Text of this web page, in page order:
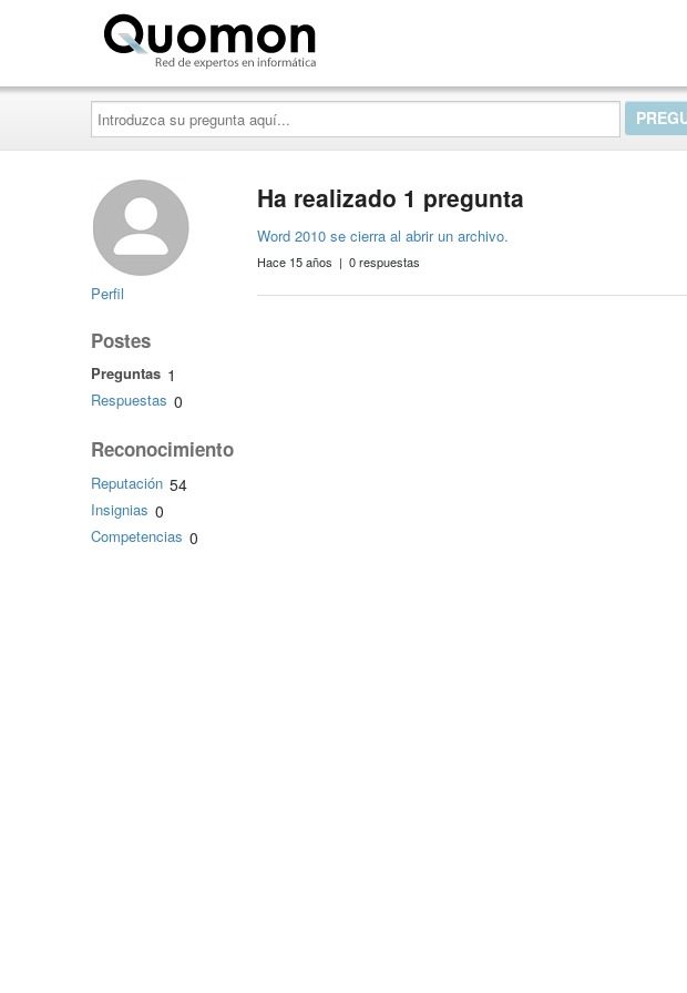
Introduzca
su
pregunta
aquí...
Perfil
Postes
Preguntas 1
Respuestas 0
Reconocimiento
Reputación 54
Insignias 0
Competencias 0
Ha realizado 1 pregunta
Word 2010 se cierra al abrir un archivo.
Hace 15 años | 0 respuestas